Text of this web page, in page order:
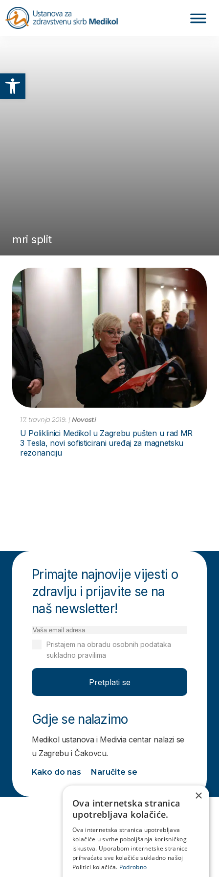
Otvori alatnu traku
mri split
17. travnja 2019. | Novosti
U Poliklinici Medikol u Zagrebu pušten u rad MR
3 Tesla, novi sofisticirani uređaj za magnetsku
rezonanciju
Primajte najnovije vijesti o
zdravlju i prijavite se na
naš newsletter!
Pretplati se
Pristajem na obradu osobnih podataka
sukladno pravilima
Gdje se nalazimo
Medikol ustanova i Medivia centar nalazi se
u Zagrebu i Čakovcu.
Kako do nas Naručite se
×
Ova internetska stranica
upotrebljava kolačiće.
Ova internetska stranica upotrebljava
kolačiće u svrhe poboljšanja korisničkog
iskustva. Uporabom internetske stranice
prihvaćate sve kolačiće sukladno našoj
Politici kolačića. Podrobno